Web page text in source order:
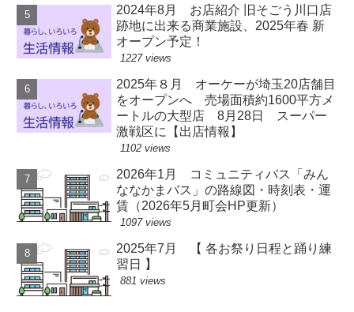
2024年8月 お店紹介 旧そごう川口店
跡地に出来る商業施設、2025年春 新
オープン予定！
1227 views
2025年８月 オーケーが埼玉20店舗目
をオープンへ 売場面積約1600平方メ
ートルの大型店 8月28日 スーパー
激戦区に【出店情報】
1102 views
2026年1月 コミュニティバス「みん
ななかまバス」の路線図・時刻表・運
賃（2026年5月町会HP更新）
1097 views
2025年7月 【 各お祭り日程と踊り練
習日 】
881 views